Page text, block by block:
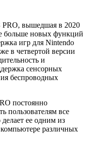
PRO, вышедшая в 2020
больше новых функций
игр для Nintendo
в четвертой версии
и
сенсорных
беспроводных
постоянно
пользователям все
ее одним из
различных